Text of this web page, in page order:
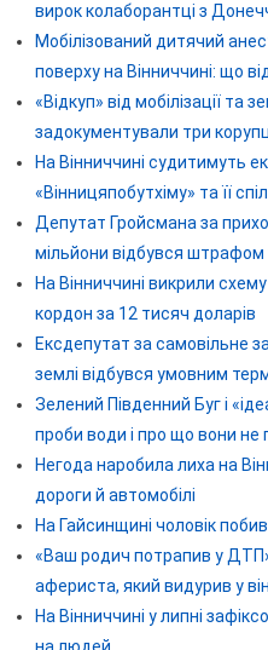
вирок колаборантці з
Мобілізований дитячий
поверху на Вінниччині: що
«Відкуп» від мобілізації та
задокументували три
На Вінниччині судитимуть
«Вінницяпобутхіму» та її
Депутат Гройсмана за
мільйони відбувся штрафом
На Вінниччині викрили
кордон за 12 тисяч доларів
Ексдепутат за самовільне
землі відбувся умовним
Зелений Південний Буг і
проби води і про що вони не
Негода наробила лиха на
дороги й автомобілі
На Гайсинщині чоловік
«Ваш родич потрапив у
афериста, який видурив у
На Вінниччині у липні